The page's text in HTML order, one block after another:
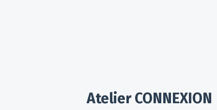
AtelierCONNEXION